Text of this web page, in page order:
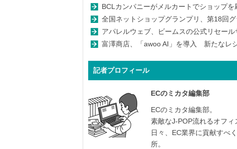
BCLカンパニーがメルカートでショップ
全国ネットショップグランプリ、第18回
アパレルウェブ、ビームスの公式リセー
富澤商店、「awoo AI」を導入 新たなレ
記者プロフィール
ECのミカタ編集部
ECのミカタ編集部。
素敵なJ-POP流れるオフィ
日々、EC業界に貢献すべ
所。